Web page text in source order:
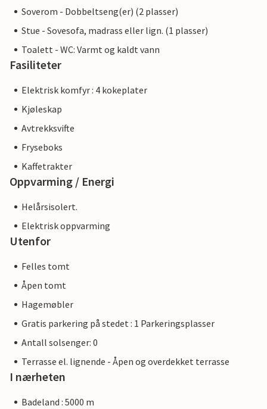
Soverom - Dobbeltseng(er) (2 plasser)
Stue - Sovesofa, madrass eller lign. (1 plasser)
Toalett - WC: Varmt og kaldt vann
Fasiliteter
Elektrisk komfyr : 4 kokeplater
Kjøleskap
Avtrekksvifte
Fryseboks
Kaffetrakter
Oppvarming / Energi
Helårsisolert.
Elektrisk oppvarming
Utenfor
Felles tomt
Åpen tomt
Hagemøbler
Gratis parkering på stedet : 1 Parkeringsplasser
Antall solsenger: 0
Terrasse el. lignende - Åpen og overdekket terrasse
I nærheten
Badeland : 5000 m